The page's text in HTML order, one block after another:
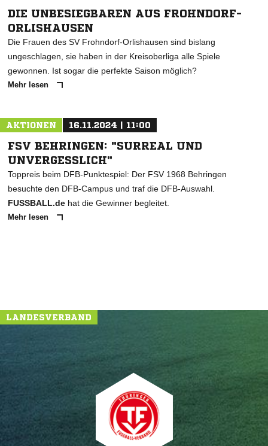
DIE UNBESIEGBAREN AUS FROHNDORF-
ORLISHAUSEN
Die Frauen des SV Frohndorf-Orlishausen sind bislang
ungeschlagen, sie haben in der Kreisoberliga alle Spiele
gewonnen. Ist sogar die perfekte Saison möglich?
Mehr lesen
AKTIONEN 16.11.2024 | 11:00
FSV BEHRINGEN: "SURREAL UND
UNVERGESSLICH"
Toppreis beim DFB-Punktespiel: Der FSV 1968 Behringen
besuchte den DFB-Campus und traf die DFB-Auswahl.
FUSSBALL.de hat die Gewinner begleitet.
Mehr lesen
LANDESVERBAND